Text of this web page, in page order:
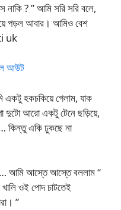
? ” আমি সরি সরি বলে,
পড়ল আবার। আমিও বেশ
uk
আউট
একটু হকচকিয়ে গেলাম, যাক
দুটো আরো একটু টেনে ছড়িয়ে,
কিন্তু একি ঢুকছে না
আমি আস্তে আস্তে বললাম “
ওই পোদ চাটতেই
”